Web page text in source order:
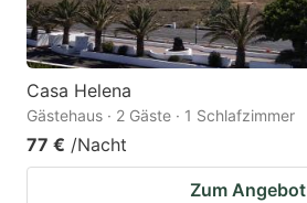
Casa Helena
Gästehaus · 2 Gäste · 1 Schlafzimmer
77 € /Nacht
Zum Angebot